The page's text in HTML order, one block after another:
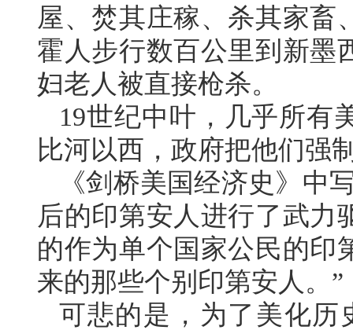
屋、焚其庄稼、杀其家畜
霍人步行数百公里到新墨
妇老人被直接枪杀。
19世纪中叶，几乎所有
比河以西，政府把他们强
《剑桥美国经济史》中
后的印第安人进行了武力
的作为单个国家公民的印
来的那些个别印第安人。”
可悲的是，为了美化历